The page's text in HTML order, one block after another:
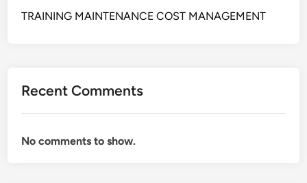
TRAINING MAINTENANCE COST MANAGEMENT
Recent Comments
No comments to show.